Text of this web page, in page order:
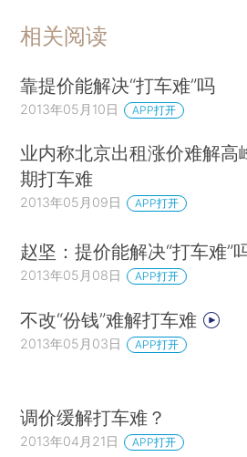
相关阅读
靠提价能解决“打车难”吗
2013年05月10日 APP打开
业内称北京出租涨价难解高
期打车难
2013年05月09日 APP打开
赵坚：提价能解决“打车难”
2013年05月08日 APP打开
不改“份钱”难解打车难
2013年05月03日 APP打开
调价缓解打车难？
2013年04月21日 APP打开